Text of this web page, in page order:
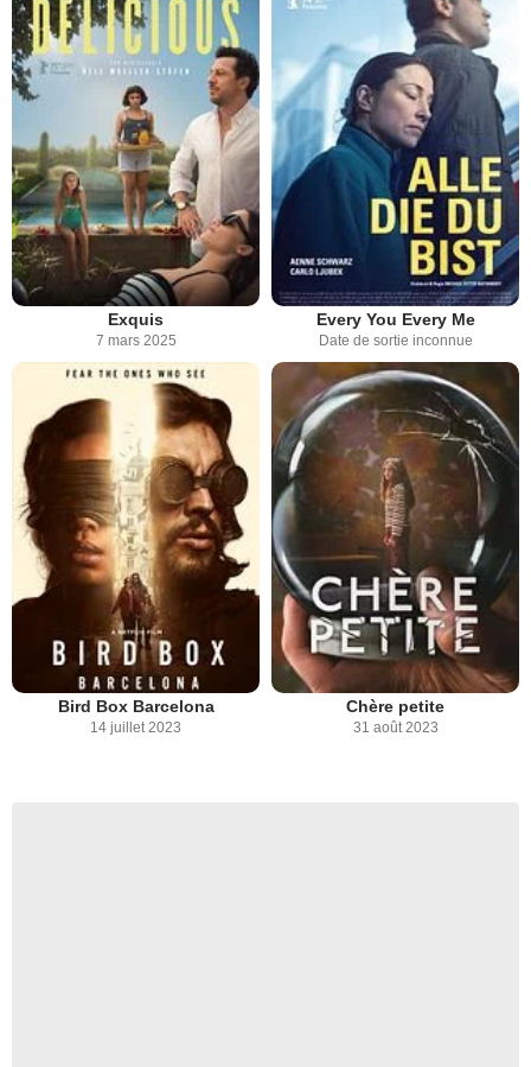
Exquis
7 mars 2025
Every You Every Me
Date de sortie inconnue
Bird Box Barcelona
14 juillet 2023
Chère petite
31 août 2023